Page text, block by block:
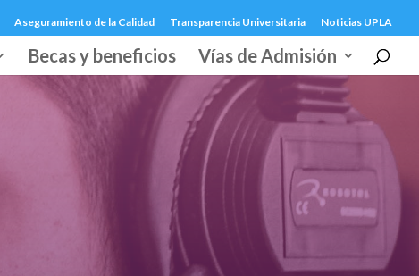
Aseguramiento de la Calidad Transparencia Universitaria Noticias UPLA
Becas y beneficios Vías de Admisión